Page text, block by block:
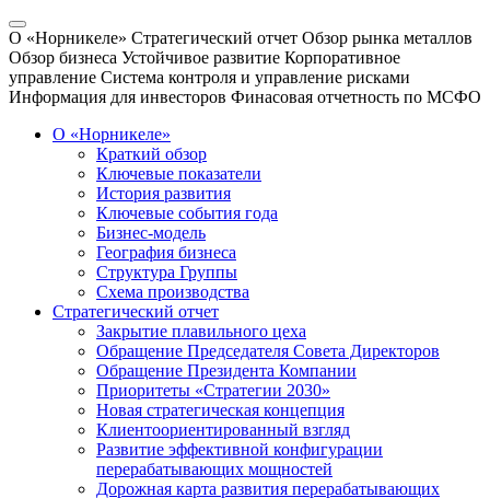
О «Норникеле» Стратегический отчет Обзор рынка металлов
Обзор бизнеса Устойчивое развитие Корпоративное
управление Система контроля и управление рисками
Информация для инвесторов Финасовая отчетность по МСФО
О «Норникеле»
Краткий обзор
Ключевые показатели
История развития
Ключевые события года
Бизнес-модель
География бизнеса
Структура Группы
Схема производства
Стратегический отчет
Закрытие плавильного цеха
Обращение Председателя Совета Директоров
Обращение Президента Компании
Приоритеты «Стратегии 2030»
Новая стратегическая концепция
Клиентоориентированный взгляд
Развитие эффективной конфигурации
перерабатывающих мощностей
Дорожная карта развития перерабатывающих